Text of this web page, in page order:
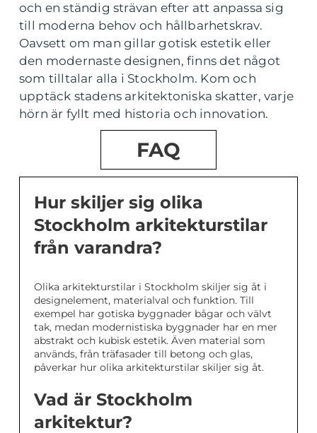
och en ständig strävan efter att anpassa sig
till moderna behov och hållbarhetskrav.
Oavsett om man gillar gotisk estetik eller
den modernaste designen, finns det något
som tilltalar alla i Stockholm. Kom och
upptäck stadens arkitektoniska skatter, varje
hörn är fyllt med historia och innovation.
FAQ
Hur skiljer sig olika
Stockholm arkitekturstilar
från varandra?
Olika arkitekturstilar i Stockholm skiljer sig åt i
designelement, materialval och funktion. Till
exempel har gotiska byggnader bågar och välvt
tak, medan modernistiska byggnader har en mer
abstrakt och kubisk estetik. Även material som
används, från träfasader till betong och glas,
påverkar hur olika arkitekturstilar skiljer sig åt.
Vad är Stockholm
arkitektur?